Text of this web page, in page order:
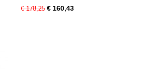
€ 178,25 € 160,43